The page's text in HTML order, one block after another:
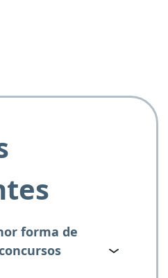
forma de